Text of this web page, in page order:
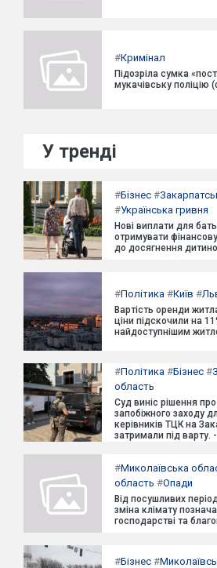
#Кримінал
Підозріла сумка
мукачівську поліцію
У тренді
#Бізнес #
#Українська гривня
Нові виплати для
отримувати
до досягнення
#Політика #Київ #
Вартість оренди
ціни підскочили на
найдоступнішим
#Політика #Бізнес #
область
Суд виніс рішення
запобіжного заходу
керівників ТЦК на
затримали під варту.
#Миколаївська
область #Опади
Від посушливих
зміна клімату
господарстві та
#Бізнес #